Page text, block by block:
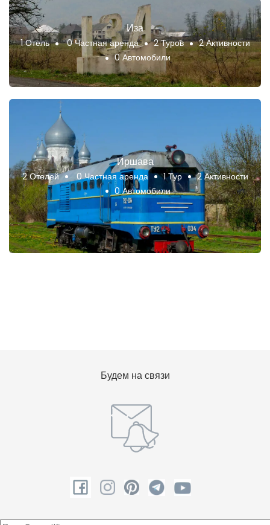
Иза
1 Отель 0 Частная аренда 2 Туров
2 Активности
0 Автомобили
Иршава
2 Отелей 0 Частная аренда 1 Тур
2 Активности
0 Автомобили
Будем на связи